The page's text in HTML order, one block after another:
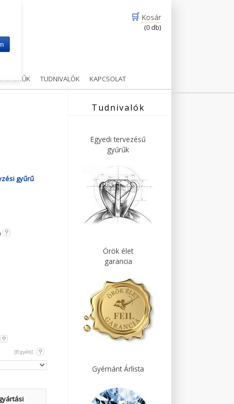
🛒 Kosár
(0 db)
GYŰRŰK TUDNIVALÓK KAPCSOLAT
gyűrű
[Egyéb]
Tudnivalók
Egyedi tervezésű
gyűrűk
Örök élet
garancia
Gyémánt Árlista